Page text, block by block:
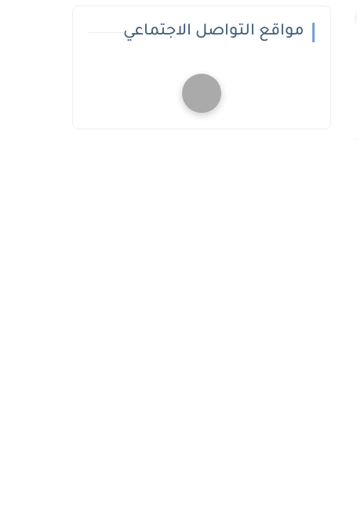
مواقع التواصل الاجتماعي